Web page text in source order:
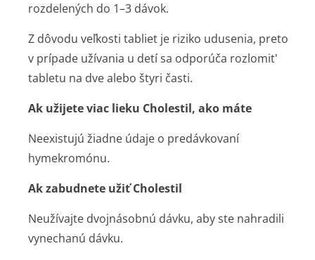
rozdelených do 1–3 dávok.
Z dôvodu veľkosti tabliet je riziko udusenia, preto
v prípade užívania u detí sa odporúča rozlomit'
tabletu na dve alebo štyri časti.
Ak užijete viac lieku Cholestil, ako máte
Neexistujú žiadne údaje o predávkovaní
hymekromónu.
Ak zabudnete užiť Cholestil
Neužívajte dvojnásobnú dávku, aby ste nahradili
vynechanú dávku.